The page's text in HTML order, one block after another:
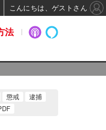
懲戒
逮捕
法
こんにちは、ゲストさん